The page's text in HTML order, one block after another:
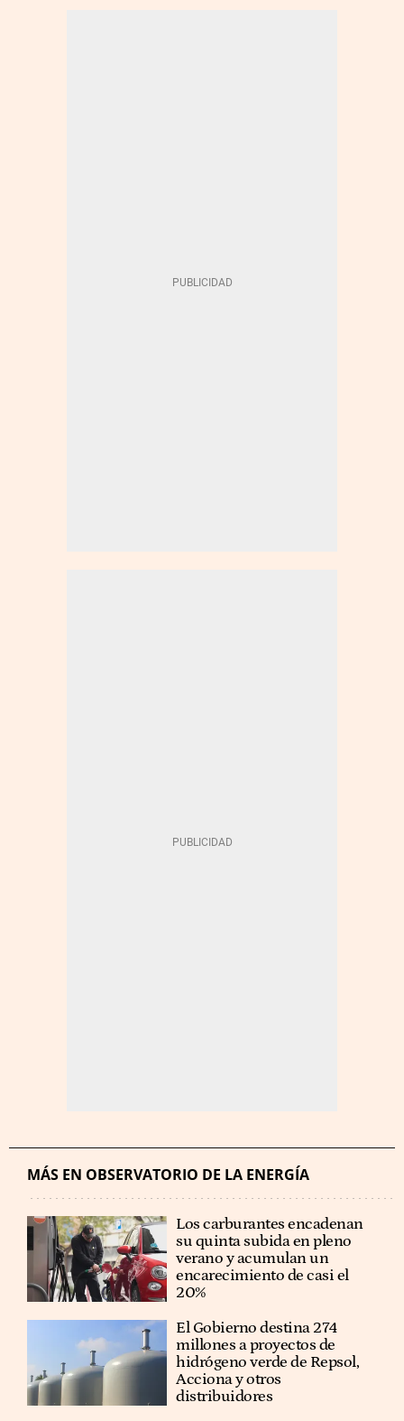
MÁS EN OBSERVATORIO DE LA ENERGÍA
Los carburantes encadenan
su quinta subida en pleno
verano y acumulan un
encarecimiento de casi el
20%
El Gobierno destina 274
millones a proyectos de
hidrógeno verde de Repsol,
Acciona y otros
distribuidores